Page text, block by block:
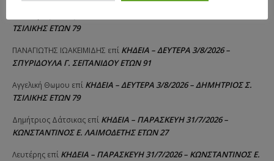
ΤΣΙΛΙΚΗΣ ΕΤΩΝ 79
ΠΑΝΑΓΙΩΤΗΣ IΩΑΚΕΙΜΙΔΗΣ επί ΚΗΔΕΙΑ – ΔΕΥΤΕΡΑ 3/8/2026 –
ΣΠΥΡΙΔΟΥΛΑ Γ. ΣΕΪΤΑΝΙΔΟΥ ΕΤΩΝ 91
Αγγελική Θωμου επί ΚΗΔΕΙΑ – ΔΕΥΤΕΡΑ 3/8/2026 – ΔΗΜΗΤΡΙΟΣ Σ.
ΤΣΙΛΙΚΗΣ ΕΤΩΝ 79
Δημήτριος Δάτσικας επί ΚΗΔΕΙΑ – ΠΑΡΑΣΚΕΥΗ 31/7/2026 –
ΚΩΝΣΤΑΝΤΙΝΟΣ Ε. ΛΑΙΜΟΔΕΤΗΣ ΕΤΩΝ 27
Λευτέρης επί ΚΗΔΕΙΑ – ΠΑΡΑΣΚΕΥΗ 31/7/2026 – ΚΩΝΣΤΑΝΤΙΝΟΣ Ε.